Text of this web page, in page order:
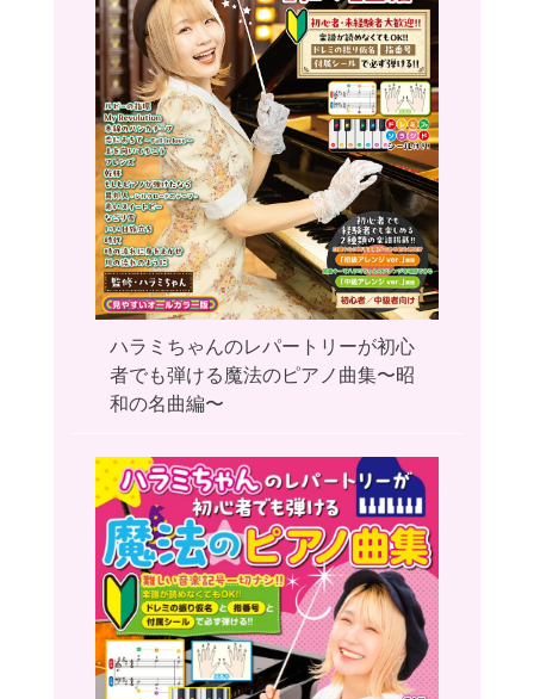
ハラミちゃんのレパートリーが初心
者でも弾ける魔法のピアノ曲集〜昭
和の名曲編〜